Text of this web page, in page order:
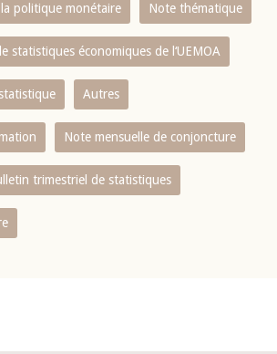
politique monétaire Note thématique
statistiques économiques de l‘UEMOA
Autres
Note mensuelle de conjoncture
trimestriel de statistiques